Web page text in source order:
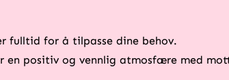
fulltid for å tilpasse dine behov.
positiv og vennlig atmosfære med